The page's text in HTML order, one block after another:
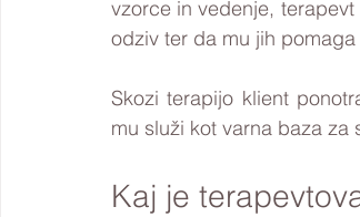
vzorce in vedenje,
odziv ter da mu jih
Skozi terapijo klient
mu služi kot varna baza za
Kaj je